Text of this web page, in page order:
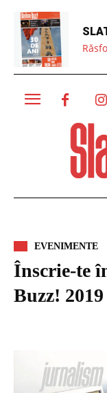
EVENIMENTE
Înscrie-te
Buzz! 2019